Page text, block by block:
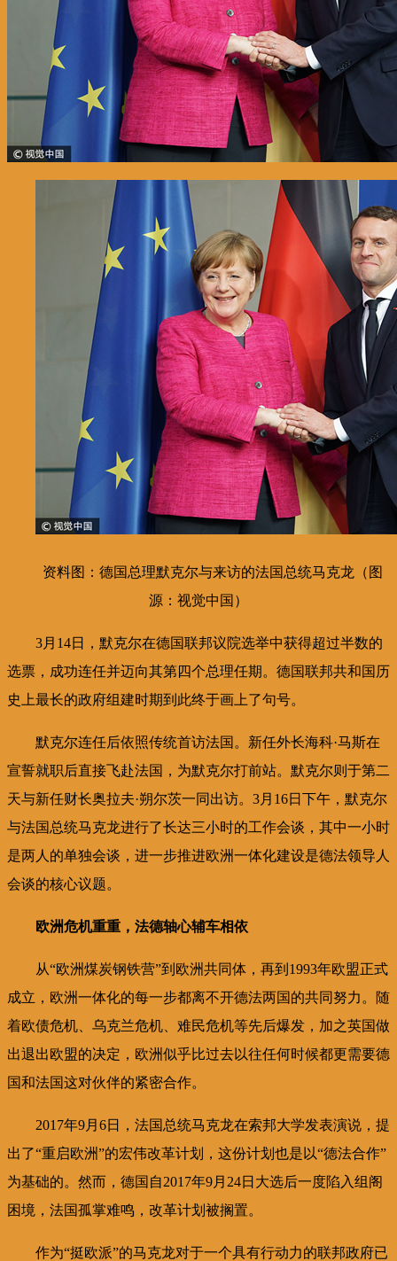
资料图：德国总理默克尔与来访的法国总统马克龙（图
源：视觉中国）
3月14日，默克尔在德国联邦议院选举中获得超过半数的
选票，成功连任并迈向其第四个总理任期。德国联邦共和国历
史上最长的政府组建时期到此终于画上了句号。
默克尔连任后依照传统首访法国。新任外长海科·马斯在
宣誓就职后直接飞赴法国，为默克尔打前站。默克尔则于第二
天与新任财长奥拉夫·朔尔茨一同出访。3月16日下午，默克尔
与法国总统马克龙进行了长达三小时的工作会谈，其中一小时
是两人的单独会谈，进一步推进欧洲一体化建设是德法领导人
会谈的核心议题。
欧洲危机重重，法德轴心辅车相依
从“欧洲煤炭钢铁营”到欧洲共同体，再到1993年欧盟正式
成立，欧洲一体化的每一步都离不开德法两国的共同努力。随
着欧债危机、乌克兰危机、难民危机等先后爆发，加之英国做
出退出欧盟的决定，欧洲似乎比过去以往任何时候都更需要德
国和法国这对伙伴的紧密合作。
2017年9月6日，法国总统马克龙在索邦大学发表演说，提
出了“重启欧洲”的宏伟改革计划，这份计划也是以“德法合作”
为基础的。然而，德国自2017年9月24日大选后一度陷入组阁
困境，法国孤掌难鸣，改革计划被搁置。
作为“挺欧派”的马克龙对于一个具有行动力的联邦政府已